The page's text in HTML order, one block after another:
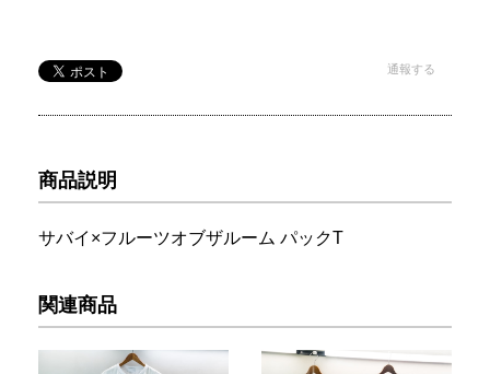
通報する
商品説明
サバイ×フルーツオブザルーム パックT
関連商品